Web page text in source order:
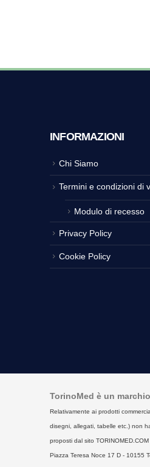
INFORMAZIONI
Chi Siamo
Termini e condizioni di
Modulo di recesso
Privacy Policy
Cookie Policy
TorinoMed è un
Relativamente ai prodotti
disegni, allegati, tabelle etc.) non
proposti dal sito
Piazza Teresa Noce 17 D - 10155